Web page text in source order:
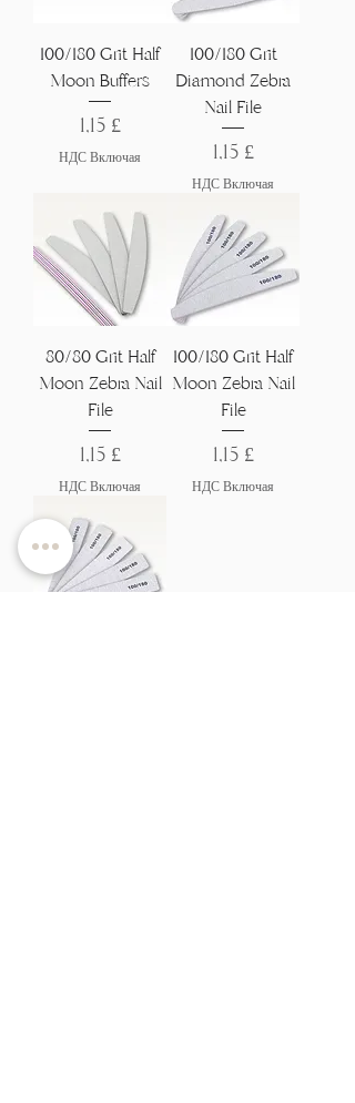
100/180 Grit Half
Moon Buffers
Цена
1,15 £
НДС Включая
100/180 Grit
Diamond Zebra
Nail File
Цена
1,15 £
НДС Включая
80/80 Grit Half
Moon Zebra Nail
File
Цена
1,15 £
НДС Включая
100/180 Grit Half
Moon Zebra Nail
File
Цена
1,15 £
НДС Включая